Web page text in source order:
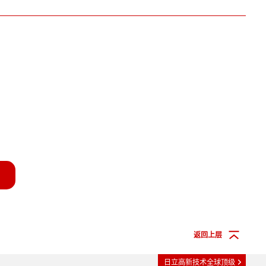
返回上层
日立高新技术全球顶级